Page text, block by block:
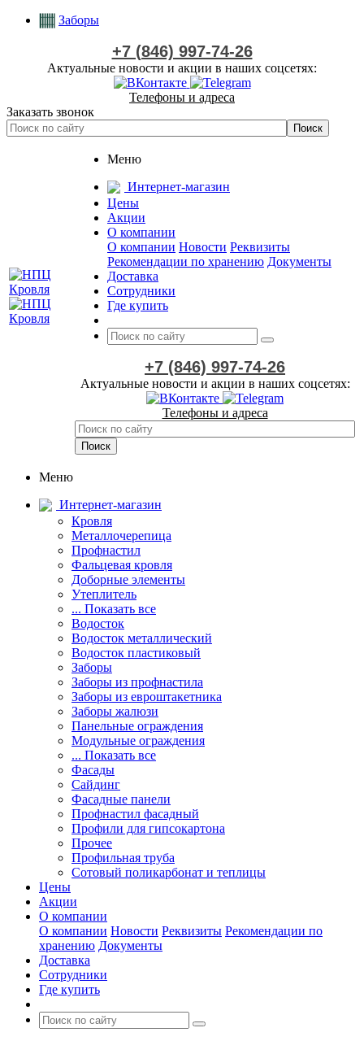
Заборы
+7 (846) 997-74-26
Актуальные новости и акции в наших соцсетях:
Телефоны и адреса
Заказать звонок
Меню
Интернет-магазин
Цены
Акции
О компании
О компании Новости Реквизиты
Рекомендации по хранению Документы
Доставка
Сотрудники
Где купить
+7 (846) 997-74-26
Актуальные новости и акции в наших соцсетях:
Телефоны и адреса
Меню
Интернет-магазин
Кровля
Металлочерепица
Профнастил
Фальцевая кровля
Доборные элементы
Утеплитель
... Показать все
Водосток
Водосток металлический
Водосток пластиковый
Заборы
Заборы из профнастила
Заборы из евроштакетника
Заборы жалюзи
Панельные ограждения
Модульные ограждения
... Показать все
Фасады
Сайдинг
Фасадные панели
Профнастил фасадный
Профили для гипсокартона
Прочее
Профильная труба
Сотовый поликарбонат и теплицы
Цены
Акции
О компании
О компании Новости Реквизиты Рекомендации по
хранению Документы
Доставка
Сотрудники
Где купить